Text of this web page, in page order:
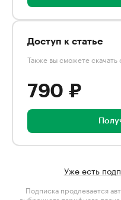
Доступ к статье
Также вы сможете скачать
790 ₽
Уже есть
Подписка продлевается